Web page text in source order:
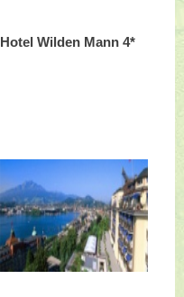
Hotel Wilden Mann 4*